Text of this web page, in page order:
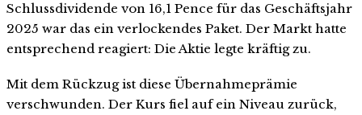
Schlussdividende von 16,1 Pence für das Geschäftsjahr
2025 war das ein verlockendes Paket. Der Markt hatte
entsprechend reagiert: Die Aktie legte kräftig zu.
Mit dem Rückzug ist diese Übernahmeprämie
verschwunden. Der Kurs fiel auf ein Niveau zurück,